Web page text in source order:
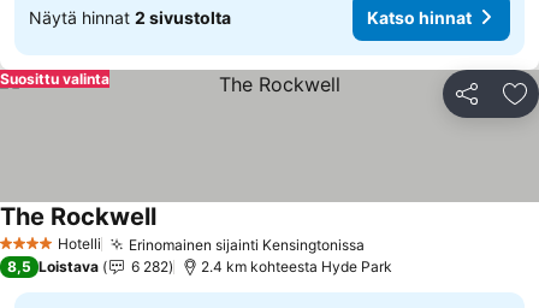
Näytä hinnat 2 sivustolta Katso hinnat
Jaa
Suosittu valinta
4 Tähtiluokitus
Hotelli Erinomainen sijainti Kensingtonissa
The Rockwell
8,5 Loistava 6 282 2.4 km kohteesta Hyde Park